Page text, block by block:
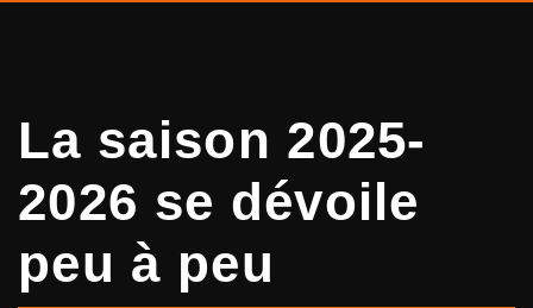
La saison 2025-
2026 se dévoile
peu à peu